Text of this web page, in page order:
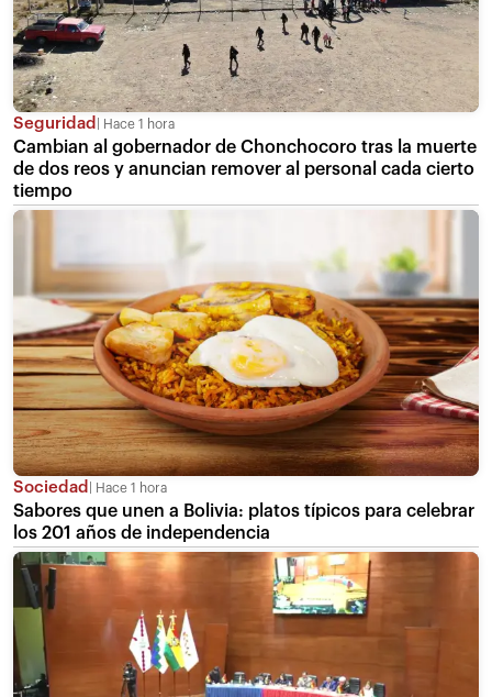
Seguridad Hace 1 hora
Cambian al gobernador de Chonchocoro tras la muerte
de dos reos y anuncian remover al personal cada cierto
tiempo
Sociedad Hace 1 hora
Sabores que unen a Bolivia: platos típicos para celebrar
los 201 años de independencia